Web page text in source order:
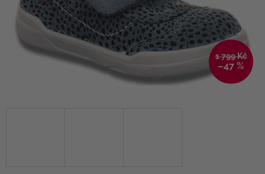
1 799 Kč
–47 %